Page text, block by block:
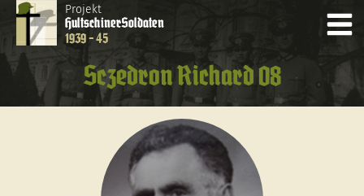
Projekt
HultschinerSoldaten
1939 - 45
Sczedron Richard 08